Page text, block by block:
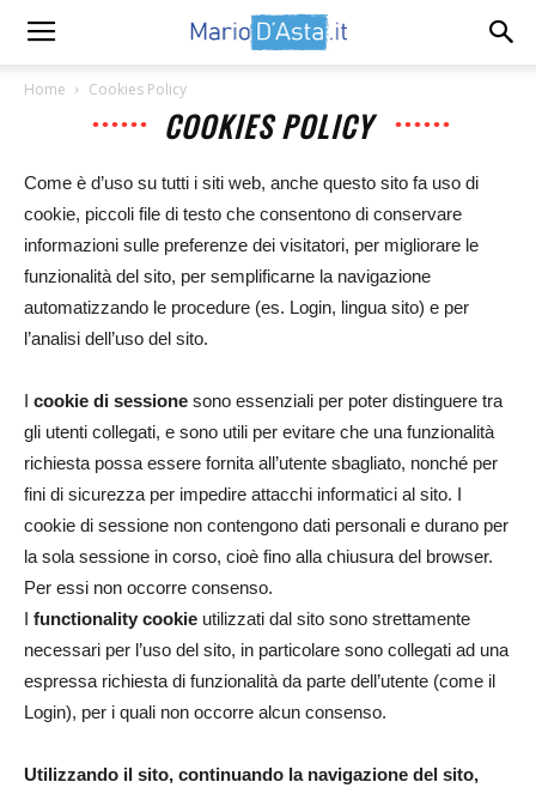
Home Cookies Policy
COOKIES POLICY
Come è d’uso su tutti i siti web, anche questo sito fa uso di
cookie, piccoli file di testo che consentono di conservare
informazioni sulle preferenze dei visitatori, per migliorare le
funzionalità del sito, per semplificarne la navigazione
automatizzando le procedure (es. Login, lingua sito) e per
l’analisi dell’uso del sito.
I cookie di sessione sono essenziali per poter distinguere tra
gli utenti collegati, e sono utili per evitare che una funzionalità
richiesta possa essere fornita all’utente sbagliato, nonché per
fini di sicurezza per impedire attacchi informatici al sito. I
cookie di sessione non contengono dati personali e durano per
la sola sessione in corso, cioè fino alla chiusura del browser.
Per essi non occorre consenso.
I functionality cookie utilizzati dal sito sono strettamente
necessari per l’uso del sito, in particolare sono collegati ad una
espressa richiesta di funzionalità da parte dell’utente (come il
Login), per i quali non occorre alcun consenso.
Utilizzando il sito, continuando la navigazione del sito,